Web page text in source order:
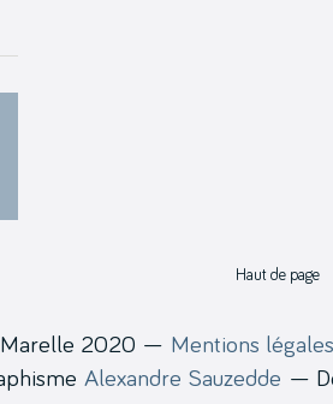
Haut de page
2020 — Mentions légales
Alexandre Sauzedde —